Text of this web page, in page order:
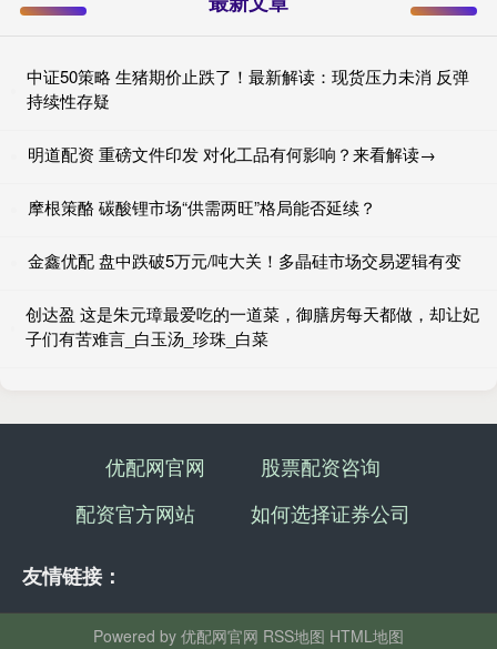
中证50策略 生猪期价止跌了！最新解读：现货压力未消 反弹
持续性存疑
明道配资 重磅文件印发 对化工品有何影响？来看解读→
摩根策酪 碳酸锂市场“供需两旺”格局能否延续？
金鑫优配 盘中跌破5万元/吨大关！多晶硅市场交易逻辑有变
创达盈 这是朱元璋最爱吃的一道菜，御膳房每天都做，却让妃
子们有苦难言_白玉汤_珍珠_白菜
优配网官网
股票配资咨询
配资官方网站
如何选择证券公司
友情链接：
Powered by 优配网官网 RSS地图 HTML地图